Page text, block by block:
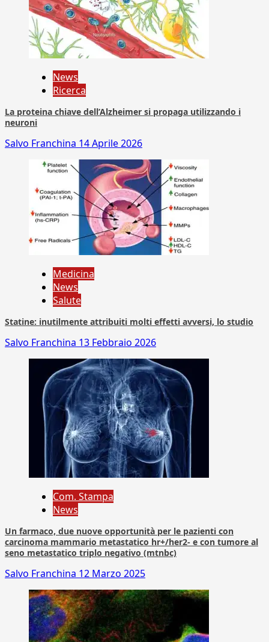
News
Ricerca
La proteina chiave dell’Alzheimer si propaga utilizzando i
neuroni
Salvo Franchina 14 Aprile 2026
Medicina
News
Salute
Statine: inutilmente attribuiti molti effetti avversi, lo studio
Salvo Franchina 13 Febbraio 2026
Com. Stampa
News
Un farmaco, due nuove opportunità per le pazienti con
carcinoma mammario metastatico hr+/her2- e con tumore al
seno metastatico triplo negativo (mtnbc)
Salvo Franchina 12 Marzo 2025